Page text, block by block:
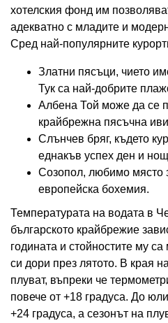
хотелския фонд им
адекватно с младите и
Сред най-популярните
Златни пясъци, чието
Тук са най-добрите
Албена Той може да се
крайбрежна пясъчна
Слънчев бряг, където
еднакъв успех ден и
Созопол, любимо място
европейска бохемия.
Температурата на водата в
българското крайбрежие
годината и стойностите му
си дори през лятото. В края
плуват, въпреки че
повече от +18 градуса. До
+24 градуса, а сезонът на